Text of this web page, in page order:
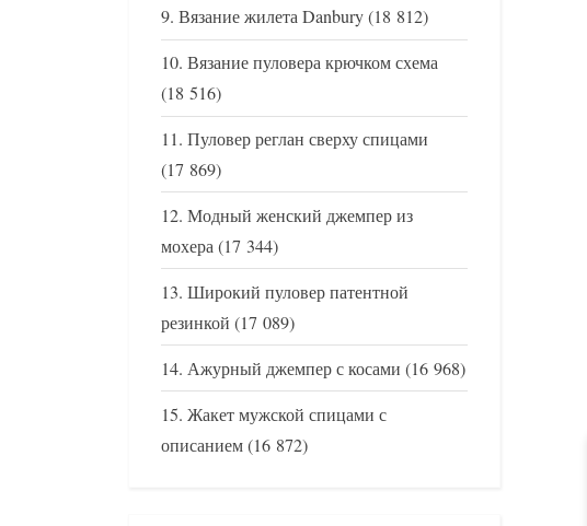
Вязание жилета Danbury(18 812)
Вязание пуловера крючком схема
(18 516)
Пуловер реглан сверху спицами
(17 869)
Модный женский джемпер из
мохера(17 344)
Широкий пуловер патентной
резинкой (17 089)
Ажурный джемпер с косами (16 968)
Жакет мужской спицами с
описанием(16 872)